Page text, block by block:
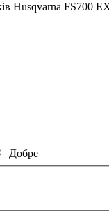
Husqvarna FS700
Добре